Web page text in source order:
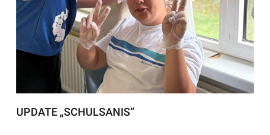
UPDATE „SCHULSANIS“